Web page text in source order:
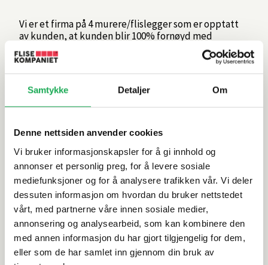
Samtykke Detaljer Om
Denne nettsiden anvender cookies
Vi bruker informasjonskapsler for å gi innhold og
annonser et personlig preg, for å levere sosiale
mediefunksjoner og for å analysere trafikken vår. Vi deler
dessuten informasjon om hvordan du bruker nettstedet
vårt, med partnerne våre innen sosiale medier,
annonsering og analysearbeid, som kan kombinere den
med annen informasjon du har gjort tilgjengelig for dem,
eller som de har samlet inn gjennom din bruk av
Vi er et firma på 4 murere/flislegger som er opptatt
av kunden, at kunden blir 100% fornøyd med
arbeidet vi utfører! Ta kontakt med Bård Are eller
Morten om du ønsker en befaring.
12 års
tetthetsgaranti
Boligmappa